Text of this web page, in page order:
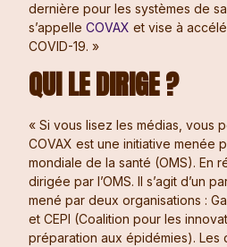
dernière pour les systèmes de
s’appelle COVAX et vise à
COVID-19. »
QUI LE DIRIGE ?
« Si vous lisez les médias, vous
COVAX est une initiative menée
mondiale de la santé (OMS). En
dirigée par l’OMS. Il s’agit d’un
mené par deux organisations :
et CEPI (Coalition pour les
préparation aux épidémies). Les